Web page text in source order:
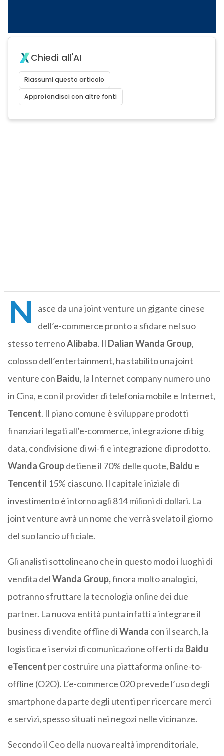
Chiedi all'AI
Riassumi questo articolo
Approfondisci con altre fonti
N
asce da una joint venture un gigante cinese
dell’e-commerce pronto a sfidare nel suo
stesso terrenoAlibaba. Il Dalian Wanda Group,
colosso dell’entertainment, ha stabilito una joint
venture con Baidu, la Internet company numero uno
in Cina, e con il provider di telefonia mobile e Internet,
Tencent. Il piano comune è sviluppare prodotti
finanziari legati all’e-commerce, integrazione di big
data, condivisione di wi-fi e integrazione di prodotto.
Wanda Groupdetiene il 70% delle quote, Baidu e
Tencentil 15% ciascuno. Il capitale iniziale di
investimento è intorno agli 814 milioni di dollari. La
joint venture avrà un nome che verrà svelato il giorno
del suo lancio ufficiale.
Gli analisti sottolineano che in questo modo i luoghi di
vendita delWanda Group,finora molto analogici,
potranno sfruttare la tecnologia online dei due
partner. La nuova entità punta infatti a integrare il
business di vendite offline diWanda con il search, la
logistica e i servizi di comunicazione offerti da Baidu
eTencent per costruire una piattaforma online-to-
offline (O2O). L’e-commerce 020 prevede l’uso degli
smartphone da parte degli utenti per ricercare merci
e servizi, spesso situati nei negozi nelle vicinanze.
Secondo il Ceo della nuova realtà imprenditoriale,